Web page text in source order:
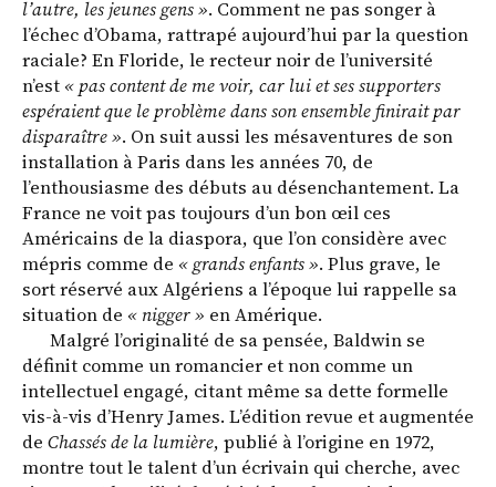
l’autre, les jeunes gens ». Comment ne pas songer à
l’échec d’Obama, rattrapé aujourd’hui par la question
raciale? En Floride, le recteur noir de l’université
n’est « pas content de me voir, car lui et ses supporters
espéraient que le problème dans son ensemble finirait par
disparaître ». On suit aussi les mésaventures de son
installation à Paris dans les années 70, de
l’enthousiasme des débuts au désenchantement. La
France ne voit pas toujours d’un bon œil ces
Américains de la diaspora, que l’on considère avec
mépris comme de « grands enfants ». Plus grave, le
sort réservé aux Algériens a l’époque lui rappelle sa
situation de « nigger » en Amérique.
Malgré l’originalité de sa pensée, Baldwin se
définit comme un romancier et non comme un
intellectuel engagé, citant même sa dette formelle
vis-à-vis d’Henry James. L’édition revue et augmentée
de Chassés de la lumière, publié à l’origine en 1972,
montre tout le talent d’un écrivain qui cherche, avec